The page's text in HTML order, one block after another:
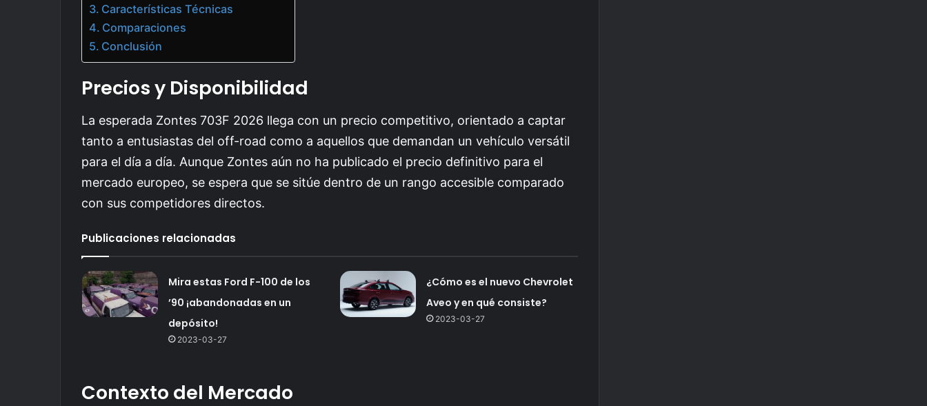
Características Técnicas
Comparaciones
Conclusión
Precios y Disponibilidad
La esperada Zontes 703F 2026 llega con un precio competitivo, orientado a captar
tanto a entusiastas del off-road como a aquellos que demandan un vehículo versátil
para el día a día. Aunque Zontes aún no ha publicado el precio definitivo para el
mercado europeo, se espera que se sitúe dentro de un rango accesible comparado
con sus competidores directos.
Publicaciones relacionadas
Mira estas Ford F-100 de los
’90 ¡abandonadas en un
depósito!
2023-03-27
¿Cómo es el nuevo Chevrolet
Aveo y en qué consiste?
2023-03-27
Contexto del Mercado